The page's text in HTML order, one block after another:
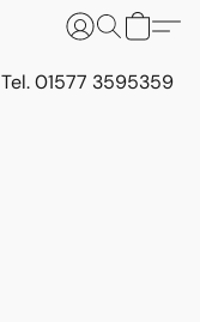
Tel. 01577 3595359